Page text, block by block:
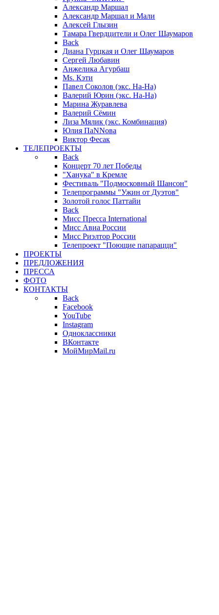
Александр Маршал
Александр Маршал и Мали
Алексей Глызин
Тамара Гвердцители и Олег Шаумаров
Back
Диана Гурцкая и Олег Шаумаров
Сергей Любавин
Анжелика Агурбаш
Ms. Кэти
Павел Соколов (экс. На-На)
Валерий Юрин (экс. На-На)
Марина Журавлева
Валерий Сёмин
Лиза Мялик (экс. Комбинация)
Юлия ПаNNова
Виктор Фесак
ТЕЛЕПРОЕКТЫ
Back
Концерт 70 лет Победы
"Ханука" в Кремле
Фестиваль "Подмосковный Шансон"
Телепрограммы "Ужин от Дуэтов"
Золотой голос Паттайи
Back
Мисс Пресса International
Мисс Авиа России
Мисс Риэлтор России
Телепроект "Поющие папарацци"
ПРОЕКТЫ
ПРЕДЛОЖЕНИЯ
ПРЕССА
ФОТО
КОНТАКТЫ
Back
Facebook
YouTube
Instagram
Одноклассники
ВКонтакте
МойМирMail.ru